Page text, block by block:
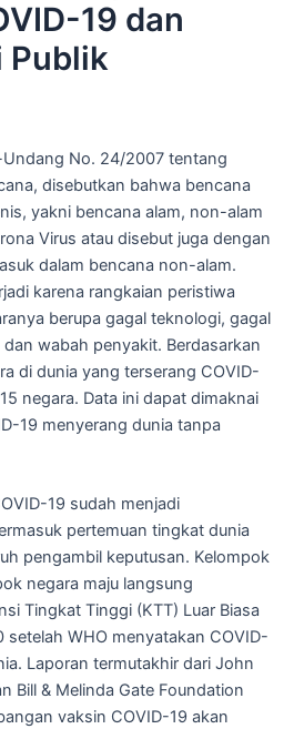
19 dan
Publik
No. 24/2007 tentang
disebutkan bahwa bencana
yakni bencana alam, non-alam
Virus atau disebut juga dengan
dalam bencana non-alam.
karena rangkaian peristiwa
berupa gagal teknologi, gagal
wabah penyakit. Berdasarkan
di dunia yang terserang COVID-
negara. Data ini dapat dimaknai
19 menyerang dunia tanpa
19 sudah menjadi
pertemuan tingkat dunia
pengambil keputusan. Kelompok
negara maju langsung
Tingkat Tinggi (KTT) Luar Biasa
setelah WHO menyatakan COVID-
Laporan termutakhir dari John
Bill & Melinda Gate Foundation
vaksin COVID-19 akan